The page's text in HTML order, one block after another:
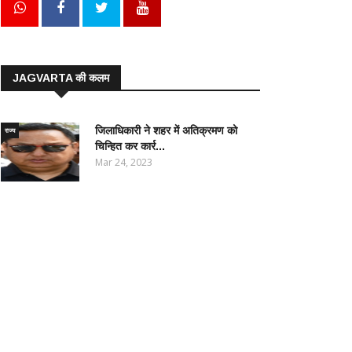
JAGVARTA की कलम
राज्य
जिलाधिकारी ने शहर में अतिक्रमण को
चिन्हित कर कार्र...
Mar 24, 2023